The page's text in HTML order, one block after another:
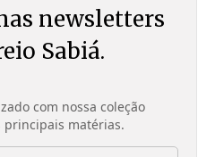
newsletters
Sabiá.
com nossa coleção
principais matérias.